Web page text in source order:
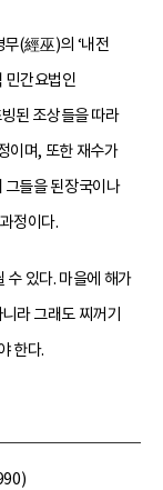
무(經巫)의 ‘내전
민간요법인
된 조상들을 따라
이며, 또한 재수가
그들을 된장국이나
정이다.
수 있다. 마을에 해가
라 그래도 찌꺼기
한다.